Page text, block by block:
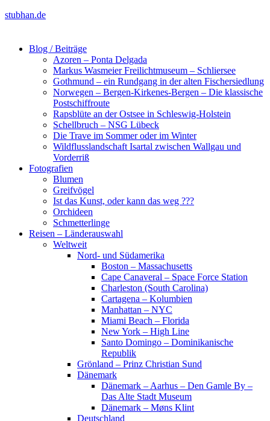
stubhan.de
Blog / Beiträge
Azoren – Ponta Delgada
Markus Wasmeier Freilichtmuseum – Schliersee
Gothmund – ein Rundgang in der alten Fischersiedlung
Norwegen – Bergen-Kirkenes-Bergen – Die klassische
Postschiffroute
Rapsblüte an der Ostsee in Schleswig-Holstein
Schellbruch – NSG Lübeck
Die Trave im Sommer oder im Winter
Wildflusslandschaft Isartal zwischen Wallgau und
Vorderriß
Fotografien
Blumen
Greifvögel
Ist das Kunst, oder kann das weg ???
Orchideen
Schmetterlinge
Reisen – Länderauswahl
Weltweit
Nord- und Südamerika
Boston – Massachusetts
Cape Canaveral – Space Force Station
Charleston (South Carolina)
Cartagena – Kolumbien
Manhattan – NYC
Miami Beach – Florida
New York – High Line
Santo Domingo – Dominikanische
Republik
Grönland – Prinz Christian Sund
Dänemark
Dänemark – Aarhus – Den Gamle By –
Das Alte Stadt Museum
Dänemark – Møns Klint
Deutschland